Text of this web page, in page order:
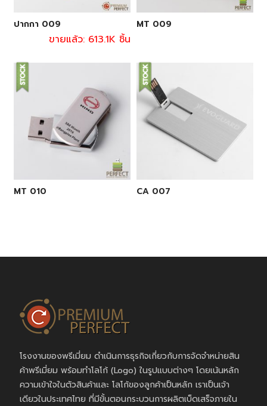
ปากกา 009
ขายแล้ว: 613.1K ชิ้น
MT 009
MT 010 CA 007
โรงงานของพรีเมี่ยม ดำเนินการธุรกิจเกี่ยวกับการจัดจำหน่ายสิน
ค้าพรีเมี่ยม พร้อมทำโลโก้ (Logo) ในรูปแบบต่างๆ โดยเน้นหลัก
ความเข้าใจในตัวสินค้าและ โลโก้ของลูกค้าเป็นหลัก เราเป็นเจ้า
เดียวในประเทศไทย ที่มีขั้นตอนกระบวนการผลิตเบ็ดเสร็จภายใน